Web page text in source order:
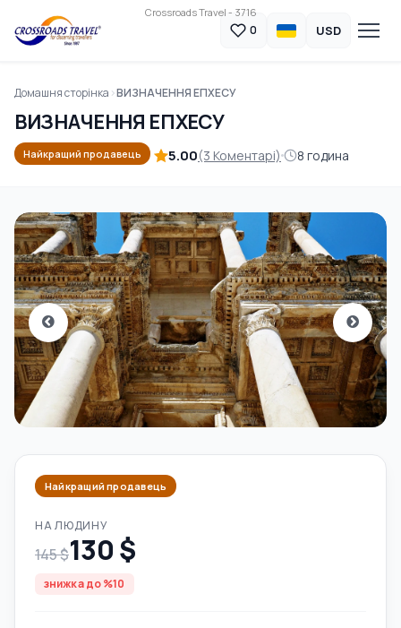
Crossroads Travel - 3716
0 USD
Домашня сторінка ВИЗНАЧЕННЯ ЕПХЕСУ
ВИЗНАЧЕННЯ ЕПХЕСУ
Найкращий продавець 5.00(3 Коментарі) 8 година
Найкращий продавець
НА ЛЮДИНУ
145 $130 $
знижка до %10